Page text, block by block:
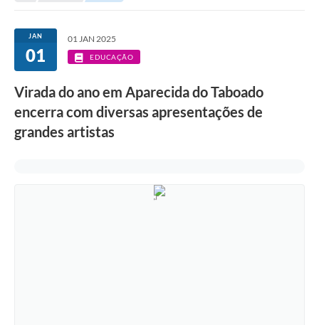
JAN
01
01 JAN 2025
EDUCAÇÃO
Virada do ano em Aparecida do Taboado
encerra com diversas apresentações de
grandes artistas